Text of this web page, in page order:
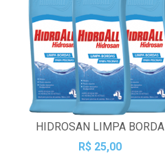
HIDROSAN LIMPA BORDA
R$ 25,00